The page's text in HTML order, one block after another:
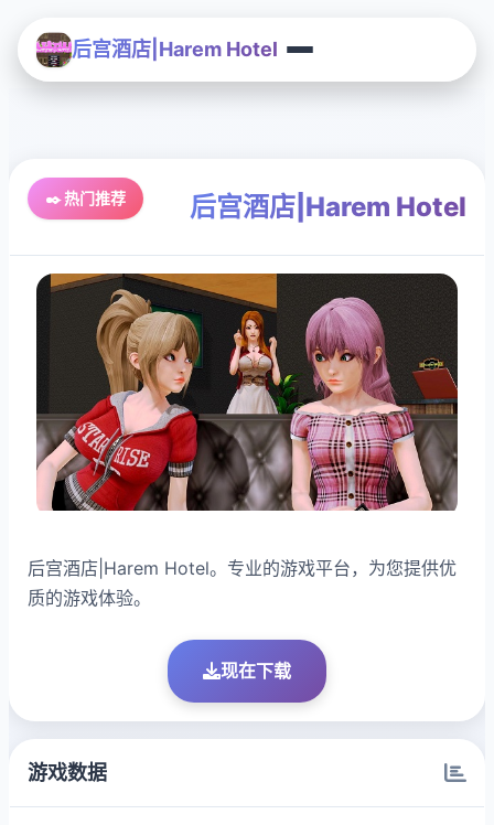
后宫酒店|Harem Hotel
✒️ 热门推荐 后宫酒店|Harem Hotel
后宫酒店|Harem Hotel。专业的游戏平台，为您提供优
质的游戏体验。
现在下载
游戏数据